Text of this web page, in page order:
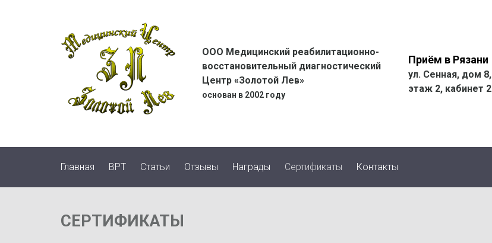
Золотой
Лев
logo
ООО Медицинский реабилитационно-
восстановительный диагностический
Центр «Золотой Лев»
основан в 2002 году
Приём в Рязани
ул. Сенная, дом 8,
этаж 2, кабинет 2
Главная ВРТ Статьи Отзывы Награды Сертификаты Контакты
СЕРТИФИКАТЫ